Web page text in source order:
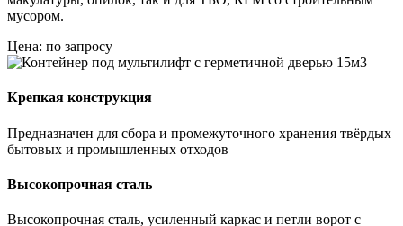
мусором.
Цена: по запросу
Крепкая конструкция
Предназначен для сбора и промежуточного хранения твёрдых
бытовых и промышленных отходов
Высокопрочная сталь
Высокопрочная сталь, усиленный каркас и петли ворот с